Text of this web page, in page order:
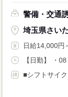
警備・交通
埼玉県さい
日給14,000円
【日勤】 ・
■シフトサイ